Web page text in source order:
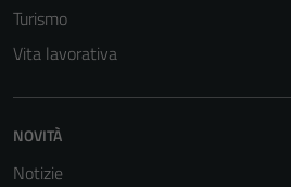
Turismo
Vita lavorativa
NOVITÀ
Notizie